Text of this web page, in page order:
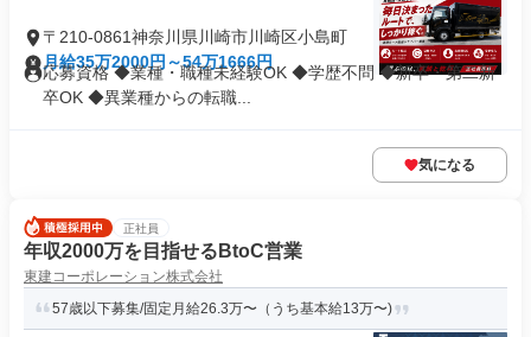
〒210-0861神奈川県川崎市川崎区小島町
月給35万2000円～54万1666円
応募資格 ◆業種・職種未経験OK ◆学歴不問 ◆新卒・第二新
卒OK ◆異業種からの転職...
気になる
正社員
年収2000万を目指せるBtoC営業
東建コーポレーション株式会社
57歳以下募集/固定月給26.3万〜（うち基本給13万〜)